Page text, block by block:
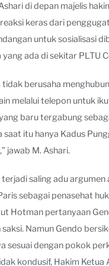
di depan majelis
keras dari
untuk sosialisasi
ada di sekitar PLTU
tidak berusaha
melalui telepon untuk
baru tergabung
saat itu hanya Kadus
jawab M. Ashari.
saling adu argumen
sebagai penasehat
Hotman pertanyaan
Namun Gendo
sesuai dengan pokok
kondusif, Hakim Ketua